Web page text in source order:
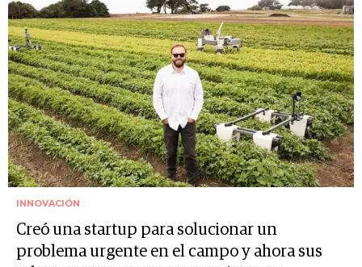
INNOVACIÓN
Creó una startup para solucionar un
problema urgente en el campo y ahora sus